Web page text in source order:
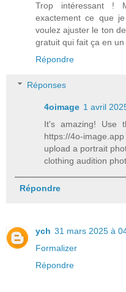
Trop intéressant !
exactement ce que
voulez ajuster le ton
gratuit qui fait ça en
Répondre
Réponses
4oimage 1 avril
It's amazing! Use
https://4o-
upload a portrait
clothing audition
Répondre
ych 31 mars 2025 à
Formalizer
Répondre